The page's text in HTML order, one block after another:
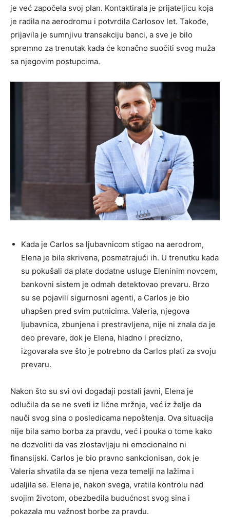
je već započela svoj plan. Kontaktirala je prijateljicu koja
je radila na aerodromu i potvrdila Carlosov let. Takođe,
prijavila je sumnjivu transakciju banci, a sve je bilo
spremno za trenutak kada će konačno suočiti svog muža
sa njegovim postupcima.
Kada je Carlos sa ljubavnicom stigao na aerodrom,
Elena je bila skrivena, posmatrajući ih. U trenutku kada
su pokušali da plate dodatne usluge Eleninim novcem,
bankovni sistem je odmah detektovao prevaru. Brzo
su se pojavili sigurnosni agenti, a Carlos je bio
uhapšen pred svim putnicima. Valeria, njegova
ljubavnica, zbunjena i prestravljena, nije ni znala da je
deo prevare, dok je Elena, hladno i precizno,
izgovarala sve što je potrebno da Carlos plati za svoju
prevaru.
Nakon što su svi ovi događaji postali javni, Elena je
odlučila da se ne sveti iz lične mržnje, već iz želje da
nauči svog sina o posledicama nepoštenja. Ova situacija
nije bila samo borba za pravdu, već i pouka o tome kako
ne dozvoliti da vas zlostavljaju ni emocionalno ni
finansijski. Carlos je bio pravno sankcionisan, dok je
Valeria shvatila da se njena veza temelji na lažima i
udaljila se. Elena je, nakon svega, vratila kontrolu nad
svojim životom, obezbedila budućnost svog sina i
pokazala mu važnost borbe za pravdu.